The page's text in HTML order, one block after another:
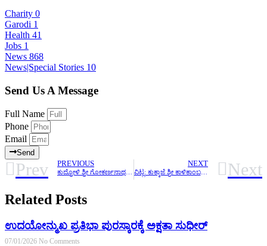
Charity 0
Garodi 1
Health 41
Jobs 1
News 868
News|Special Stories 10
Send Us A Message
Full Name
Phone
Email
Send
Prev PREVIOUS NEXT
ವಿಟ್ಲ: ಕುಕ್ಕಾಜೆ ಶ್ರೀ ಕಾಳಿಕಾಂಬ ದೇವಿಯ ಬಾಲಾಲಯ ಪ್ರತಿಷ್ಠಾ ಸಂಭ್ರಮ Next
Related Posts
ಉದಯೋನ್ಮುಖ ಪ್ರತಿಭಾ ಪುರಸ್ಕಾರಕ್ಕೆ ಅಕ್ಷತಾ ಸುಧೀರ್
07/01/2026 No Comments